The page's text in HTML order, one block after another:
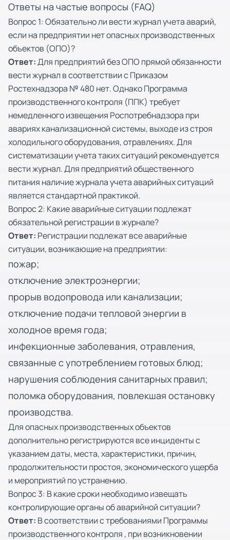
Ответы на частые вопросы (FAQ)
Вопрос 1: Обязательно ли вести журнал учета аварий,
если на предприятии нет опасных производственных
объектов (ОПО)?
Ответ:Для предприятий без ОПО прямой обязанности
вести журнал в соответствии с Приказом
Ростехнадзора № 480 нет. Однако Программа
производственного контроля (ППК) требует
немедленного извещения Роспотребнадзора при
авариях канализационной системы, выходе из строя
холодильного оборудования, отравлениях. Для
систематизации учета таких ситуаций рекомендуется
вести журнал. Для предприятий общественного
питания наличие журнала учета аварийных ситуаций
является стандартной практикой.
Вопрос 2: Какие аварийные ситуации подлежат
обязательной регистрации в журнале?
Ответ: Регистрации подлежат все аварийные
ситуации, возникающие на предприятии:
пожар;
отключение электроэнергии;
прорыв водопровода или канализации;
отключение подачи тепловой энергии в
холодное время года;
инфекционные заболевания, отравления,
связанные с употреблением готовых блюд;
нарушения соблюдения санитарных правил;
поломка оборудования, повлекшая остановку
производства.
Для опасных производственных объектов
дополнительно регистрируются все инциденты с
указанием даты, места, характеристики, причин,
продолжительности простоя, экономического ущерба
и мероприятий по устранению.
Вопрос 3: В какие сроки необходимо извещать
контролирующие органы об аварийной ситуации?
Ответ: В соответствии с требованиями Программы
производственного контроля , при возникновении